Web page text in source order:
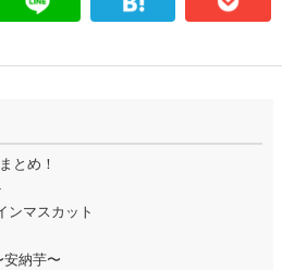
とめ！
ンマスカット
納芋〜